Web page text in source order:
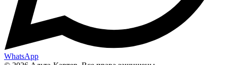
WhatsApp